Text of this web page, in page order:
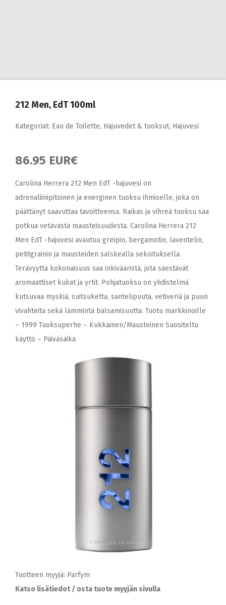
212 Men, EdT 100ml
Kategoriat: Eau de Toilette, Hajuvedet & tuoksut, Hajuvesi
86.95 EUR€
Carolina Herrera 212 Men EdT -hajuvesi on
adrenaliinipitoinen ja energinen tuoksu ihmiselle, joka on
päättänyt saavuttaa tavoitteensa. Raikas ja vihreä tuoksu saa
potkua vetävästä mausteisuudesta. Carolina Herrera 212
Men EdT -hajuvesi avautuu greipin, bergamotin, laventelin,
petitgrainin ja mausteiden salskealla sekoituksella.
Terävyyttä kokonaisuus saa inkivääristä, jota säestävät
aromaattiset kukat ja yrtit. Pohjatuoksu on yhdistelmä
kutsuvaa myskiä, suitsuketta, santelipuuta, vetiveriä ja puun
vivahteita sekä lämmintä balsamisuutta. Tuotu markkinoille
– 1999 Tuoksuperhe – Kukkainen/Mausteinen Suositeltu
käyttö – Päiväsaika
Tuotteen myyjä: Parfym
Katso lisätiedot / osta tuote myyjän sivulla